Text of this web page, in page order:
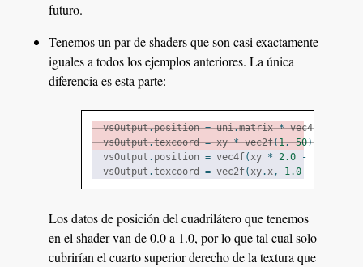
futuro.
Tenemos un par de shaders que son casi exactamente
iguales a todos los ejemplos anteriores. La única
diferencia es esta parte:
  vsOutput
.position = uni.matrix * vec4f
  vsOutput
.texcoord = xy * vec2f(1, 50);
  vsOutput
. position = vec4f(xy * 2.0 -
  vsOutput
.texcoord = vec2f(xy.x, 1.0 -
Los datos de posición del cuadrilátero que tenemos
en el shader van de 0.0 a 1.0, por lo que tal cual solo
cubrirían el cuarto superior derecho de la textura que